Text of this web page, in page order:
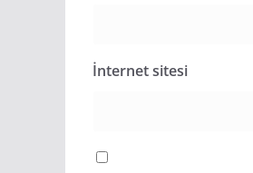
İnternet sitesi